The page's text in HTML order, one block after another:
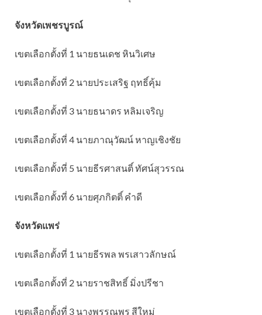
จังหวัดเพชรบูรณ์
เขตเลือกตั้งที่ 1 นายธนเดช หินวิเศษ
เขตเลือกตั้งที่ 2 นายประเสริฐ ฤทธิ์คุ้ม
เขตเลือกตั้งที่ 3 นายธนาดร หลิมเจริญ
เขตเลือกตั้งที่ 4 นายภาณุวัฒน์ หาญเชิงชัย
เขตเลือกตั้งที่ 5 นายธีรศาสนติ์ ทัศน์สุวรรณ
เขตเลือกตั้งที่ 6 นายศุภกิตติ์ คําดี
จังหวัดแพร่
เขตเลือกตั้งที่ 1 นายธีรพล พรเสาวลักษณ์
เขตเลือกตั้งที่ 2 นายราชสิทธิ์ มิ่งปรีชา
เขตเลือกตั้งที่ 3 นางพรรณพร สีใหม่